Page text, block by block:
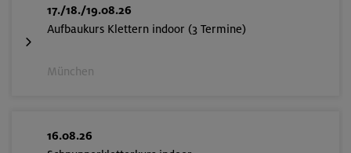
17./18./19.08.26
Aufbaukurs Klettern indoor (3 Termine)
München
16.08.26